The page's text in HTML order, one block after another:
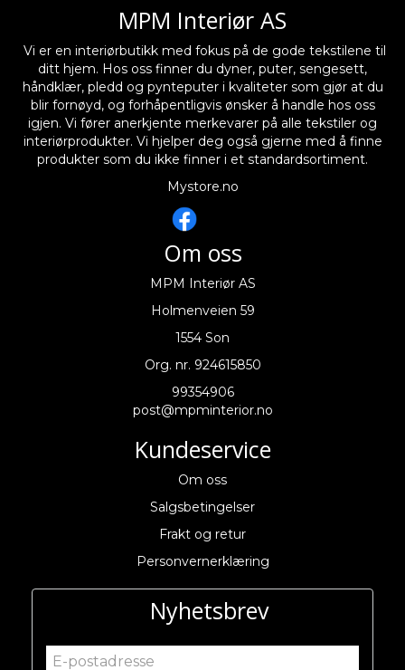
MPM Interiør AS
Vi er en interiørbutikk med fokus på de gode tekstilene til
ditt hjem. Hos oss finner du dyner, puter, sengesett,
håndklær, pledd og pynteputer i kvaliteter som gjør at du
blir fornøyd, og forhåpentligvis ønsker å handle hos oss
igjen. Vi fører anerkjente merkevarer på alle tekstiler og
interiørprodukter. Vi hjelper deg også gjerne med å finne
produkter som du ikke finner i et standardsortiment.
Mystore.no
Om oss
MPM Interiør AS
Holmenveien 59
1554 Son
Org. nr. 924615850
99354906
post@mpminterior.no
Kundeservice
Om oss
Salgsbetingelser
Frakt og retur
Personvernerklæring
Nyhetsbrev